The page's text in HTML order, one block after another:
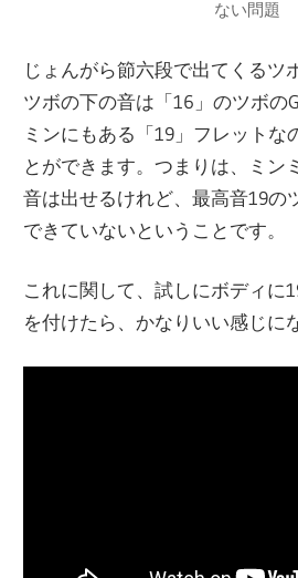
ない問題
じょんがら節六段で出てくるツ
ツボの下の音は「16」のツボの
ミンにもある「19」フレットな
とができます。つまりは、ミン
音は出せるけれど、最高音19
できていないということです。
これに関して、試しにボディに
を付けたら、かなりいい感じに